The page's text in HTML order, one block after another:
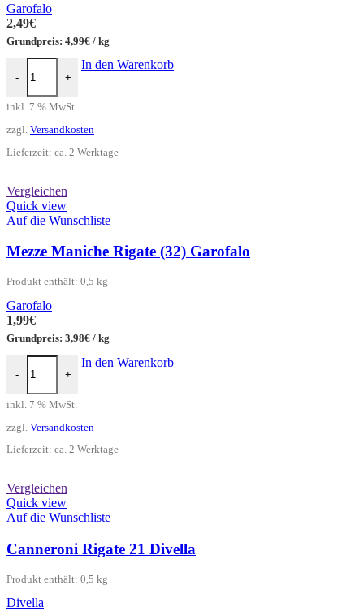
Garofalo
2,49€
Grundpreis: 4,99€ / kg
-
Fusillone (42-6) Garofalo Menge
+
In den Warenkorb
inkl. 7 % MwSt.
zzgl. Versandkosten
Lieferzeit: ca. 2 Werktage
Vergleichen
Quick view
Auf die Wunschliste
Mezze Maniche Rigate (32) Garofalo
Produkt enthält: 0,5 kg
Garofalo
1,99€
Grundpreis: 3,98€ / kg
-
Mezze Maniche Rigate (32) Garofalo Menge
+
In den Warenkorb
inkl. 7 % MwSt.
zzgl. Versandkosten
Lieferzeit: ca. 2 Werktage
Vergleichen
Quick view
Auf die Wunschliste
Canneroni Rigate 21 Divella
Produkt enthält: 0,5 kg
Divella